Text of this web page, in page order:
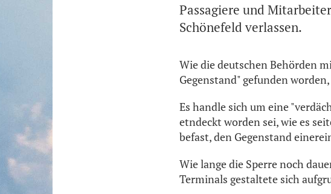
Passagiere und
Schönefeld verlassen.
Wie die deutschen Behörden
Gegenstand" gefunden
Es handle sich um eine
etndeckt worden sei, wie es
befast, den Gegenstand
Wie lange die Sperre noch
Terminals gestaltete sich